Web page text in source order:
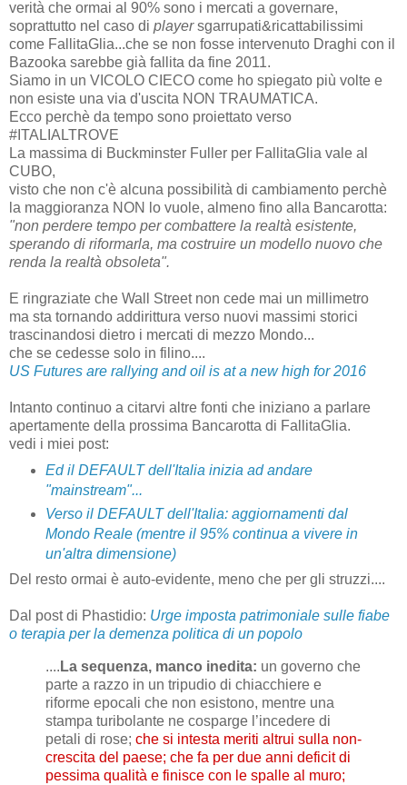
verità che ormai al 90% sono i mercati a governare,
soprattutto nel caso di playersgarrupati&ricattabilissimi
come FallitaGlia...che se non fosse intervenuto Draghi con il
Bazooka sarebbe già fallita da fine 2011.
Siamo in un VICOLO CIECO come ho spiegato più volte e
non esiste una via d'uscita NON TRAUMATICA.
Ecco perchè da tempo sono proiettato verso
#ITALIALTROVE
La massima di Buckminster Fuller per FallitaGlia vale al
CUBO,
visto che non c'è alcuna possibilità di cambiamento perchè
la maggioranza NON lo vuole, almeno fino alla Bancarotta:
"non perdere tempo per combattere la realtà esistente,
sperando di riformarla, ma costruire un modello nuovo che
renda la realtà obsoleta".
E ringraziate che Wall Street non cede mai un millimetro
ma sta tornando addirittura verso nuovi massimi storici
trascinandosi dietro i mercati di mezzo Mondo...
che se cedesse solo in filino....
US Futures are rallying and oil is at a new high for 2016
Intanto continuo a citarvi altre fonti che iniziano a parlare
apertamente della prossima Bancarotta di FallitaGlia.
vedi i miei post:
Ed il DEFAULT dell'Italia inizia ad andare
"mainstream"...
Verso il DEFAULT dell'Italia: aggiornamenti dal
Mondo Reale (mentre il 95% continua a vivere in
un'altra dimensione)
Del resto ormai è auto-evidente, meno che per gli struzzi....
Dal post di Phastidio: Urge imposta patrimoniale sulle fiabe
o terapia per la demenza politica di un popolo
.... La sequenza, manco inedita: un governo che
parte a razzo in un tripudio di chiacchiere e
riforme epocali che non esistono, mentre una
stampa turibolante ne cosparge l’incedere di
petali di rose; che si intesta meriti altrui sulla non-
crescita del paese; che fa per due anni deficit di
pessima qualità e finisce con le spalle al muro;